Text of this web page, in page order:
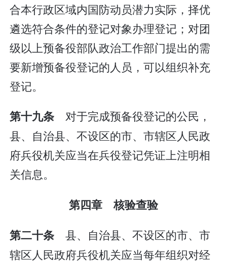
合本行政区域内国防动员潜力实际，择优
遴选符合条件的登记对象办理登记；对团
级以上预备役部队政治工作部门提出的需
要新增预备役登记的人员，可以组织补充
登记。
第十九条对于完成预备役登记的公民，
县、自治县、不设区的市、市辖区人民政
府兵役机关应当在兵役登记凭证上注明相
关信息。
第四章 核验查验
第二十条 县、自治县、不设区的市、市
辖区人民政府兵役机关应当每年组织对经